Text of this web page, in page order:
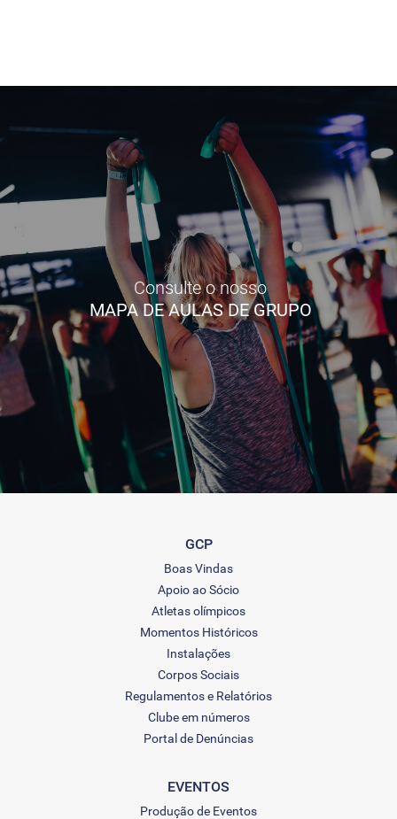
Consulte o nosso
MAPA DE AULAS DE GRUPO
GCP
Boas Vindas
Apoio ao Sócio
Atletas olímpicos
Momentos Históricos
Instalações
Corpos Sociais
Regulamentos e Relatórios
Clube em números
Portal de Denúncias
EVENTOS
Produção de Eventos